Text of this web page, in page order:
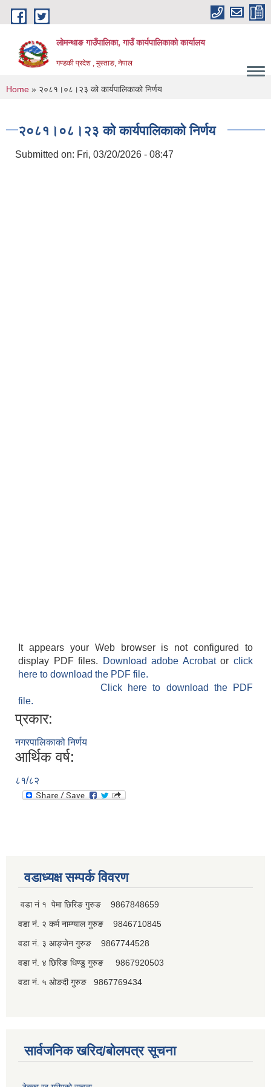
Skip to main content
लोमन्थाङ गाउँपालिका, गाउँ कार्यपालिकाको कार्यालय
गण्डकी प्रदेश , मुस्ताङ, नेपाल
You are here
Home » २०८१।०८।२३ को कार्यपालिकाको निर्णय
२०८१।०८।२३ को कार्यपालिकाको निर्णय
Submitted on: Fri, 03/20/2026 - 08:47
It appears your Web browser is not configured to
display PDF files.
Download adobe Acrobatorclick
here to download the PDF file.
Click here to download the PDF
file.
प्रकार:
नगरपालिकाको निर्णय
आर्थिक वर्ष:
८१/८२
वडाध्यक्ष सम्पर्क विवरण
वडा नं १ पेमा छिरिङ गुरुङ 9867848659
वडा नं. २ कर्म नाम्ग्याल गुरुङ 9846710845
वडा नं. ३ आङ्जेन गुरुङ 9867744528
वडा नं. ४ छिरिङ धिण्डु गुरुङ 9867920503
वडा नं. ५ ओङदी गुरुङ 9867769434
सार्वजनिक खरिद/बोलपत्र सूचना